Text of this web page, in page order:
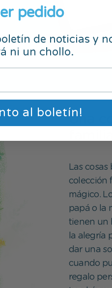
Una
Las
colección
mágico.
papá o la
tienen un
la alegría
dar una
cuando
regalo
pedido
de noticias y
ni un chollo.
al boletín!